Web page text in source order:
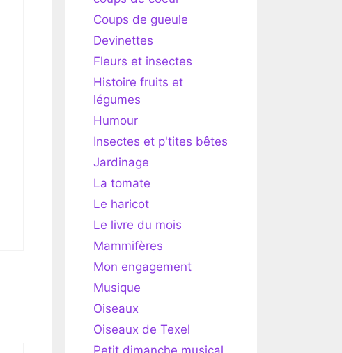
Coups de gueule
Devinettes
Fleurs et insectes
Histoire fruits et
légumes
Humour
Insectes et p'tites bêtes
Jardinage
La tomate
Le haricot
Le livre du mois
Mammifères
Mon engagement
Musique
Oiseaux
Oiseaux de Texel
Petit dimanche musical